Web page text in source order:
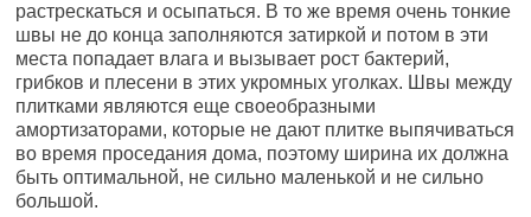
растрескаться и осыпаться. В то же время очень тонкие
швы не до конца заполняются затиркой и потом в эти
места попадает влага и вызывает рост бактерий,
грибков и плесени в этих укромных уголках. Швы между
плитками являются еще своеобразными
амортизаторами, которые не дают плитке выпячиваться
во время проседания дома, поэтому ширина их должна
быть оптимальной, не сильно маленькой и не сильно
большой.